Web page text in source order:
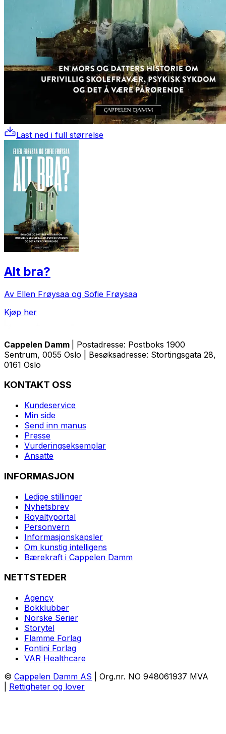
Last ned i full størrelse
Alt bra?
Av Ellen Frøysaa og Sofie Frøysaa
Kjøp her
Cappelen Damm
| Postadresse: Postboks 1900
Sentrum, 0055 Oslo | Besøksadresse: Stortingsgata 28,
0161 Oslo
KONTAKT OSS
Kundeservice
Min side
Send inn manus
Presse
Vurderingseksemplar
Ansatte
INFORMASJON
Ledige stillinger
Nyhetsbrev
Royaltyportal
Personvern
Informasjonskapsler
Om kunstig intelligens
Bærekraft i Cappelen Damm
NETTSTEDER
Agency
Bokklubber
Norske Serier
Storytel
Flamme Forlag
Fontini Forlag
VAR Healthcare
© Cappelen Damm AS | Org.nr. NO 948061937 MVA
Rettigheter og lover